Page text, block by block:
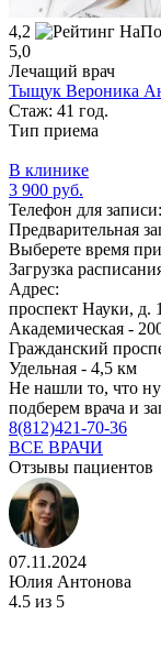
4,2
5,0
Лечащий врач
Тыщук Вероника
Стаж: 41 год.
Тип приема
В клинике
3 900 руб.
Телефон для записи:
Предварительная
Выберете время
Загрузка
Адрес:
проспект Науки, д.
Академическая -
Гражданский
Удельная - 4,5 км
Не нашли то, что
подберем врача и
8(812)421-70-36
ВСЕ ВРАЧИ
Отзывы пациентов
07.11.2024
Юлия Антонова
4.5 из 5